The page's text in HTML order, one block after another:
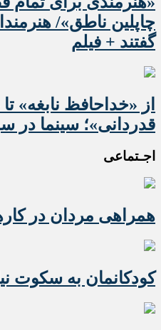
چاپلین ناطق»/
گفتند + فیلم
از «خداحافظ نابغه»
قدردانی»؛ سینما در
اجـتماعی
همراهی مردان در
کودکانمان به سکوت